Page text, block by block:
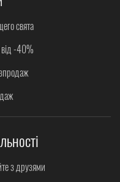
свята
від -40%
з друзями